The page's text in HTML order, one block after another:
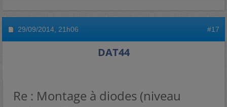
29/09/2014, 21h06 #17
DAT44
Re : Montage à diodes (niveau